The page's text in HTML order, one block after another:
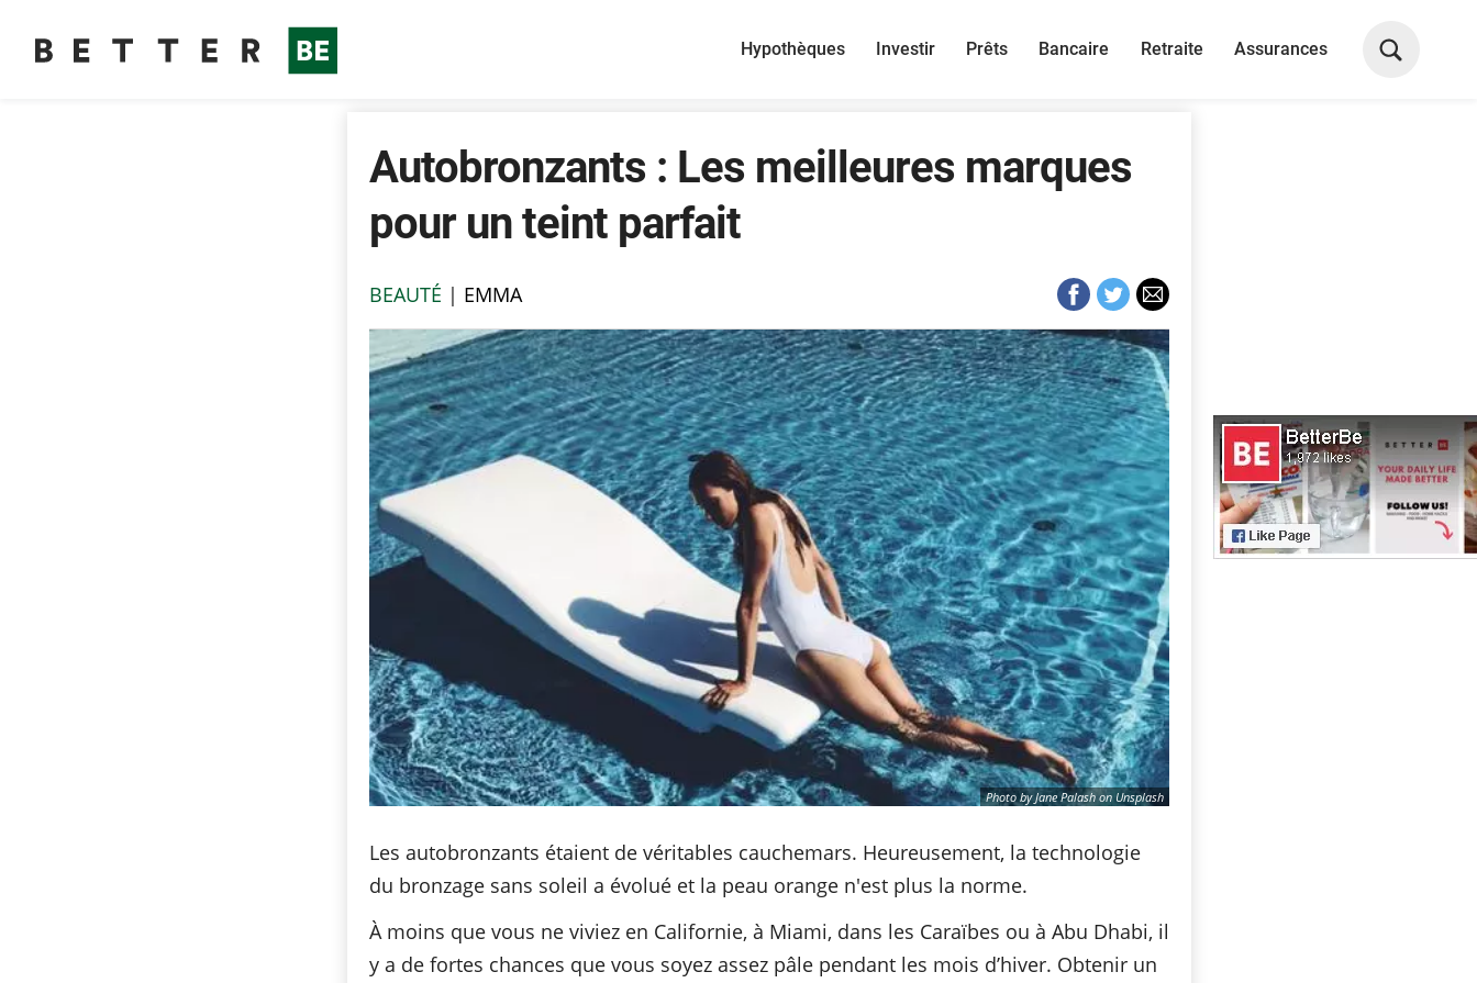
Hypothèques Investir Prêts Bancaire Retraite Assurances
Autobronzants : Les meilleures marques
pour un teint parfait
BEAUTÉ | EMMA
Photo by Jane Palash on Unsplash
Les autobronzants étaient de véritables cauchemars. Heureusement, la technologie
du bronzage sans soleil a évolué et la peau orange n'est plus la norme.
À moins que vous ne viviez en Californie, à Miami, dans les Caraïbes ou à Abu Dhabi, il
y a de fortes chances que vous soyez assez pâle pendant les mois d’hiver. Obtenir un